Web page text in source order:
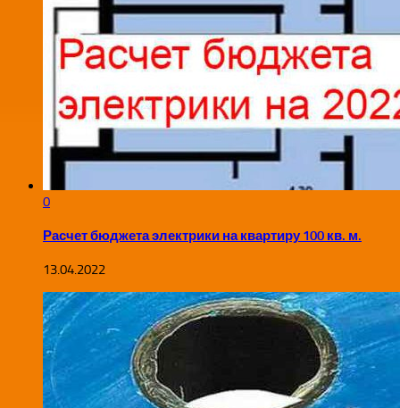
0
Расчет бюджета электрики на квартиру 100 кв. м.
13.04.2022